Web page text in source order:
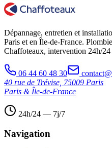
Dépannage, entretien et
Paris et en Île-de-France.
Chaffoteaux, intervention 24h/24
06 44 60 48 30
40 rue de Trévise, 75009 Paris
Paris & Île-de-France
24h/24 — 7j/7
Navigation